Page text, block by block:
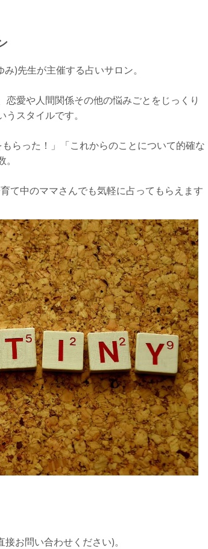
)先生が主催する占いサロン。
恋愛や人間関係その他の悩みごとをじっくり
スタイルです。
らった！」「これからのことについて的確な
て中のママさんでも気軽に占ってもらえます
お問い合わせください)。